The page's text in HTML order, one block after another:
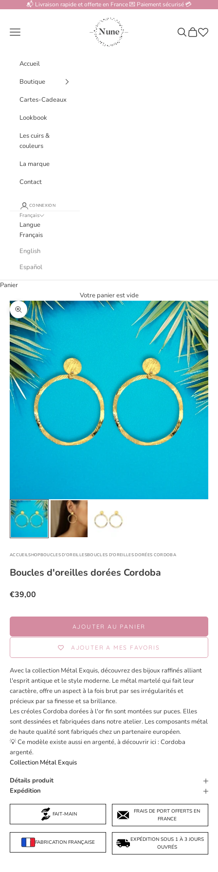
Passer au contenu📬 Livraison rapide et offerte en France 💌 Paiement sécurisé 💳
www.nune.fr
Menu
Recherche
Panier
Accueil
Boutique
Cartes-Cadeaux
Lookbook
Les cuirs &
couleurs
La marque
Contact
CONNEXION
Français
Langue
Français
English
Español
Panier
Votre panier est vide
Zoomer sur l'image
ACCUEILSHOPBOUCLES D'OREILLESBOUCLES D'OREILLES DORÉES CORDOBA
Boucles d'oreilles dorées Cordoba
Prix de vente
€39,00
AJOUTER AU PANIER
AJOUTER A MES FAVORIS
Avec la collection Métal Exquis, découvrez des bijoux raffinés alliant
l'esprit antique et le style moderne. Le métal martelé qui fait leur
caractère, offre un aspect à la fois brut par ses irrégularités et
précieux par sa finesse et sa brillance.
Les créoles Cordoba dorées à l'or fin sont montées sur puces. Elles
sont dessinées et fabriquées dans notre atelier. Les composants métal
de haute qualité sont fabriqués chez un partenaire européen.
💡 Ce modèle existe aussi en argenté, à découvrir ici : Cordoba
argenté.
Collection Métal Exquis
Détails produit
Expédition
FAIT-MAIN
FRAIS DE PORT OFFERTS EN
FRANCE
FABRICATION FRANÇAISE
EXPÉDITION SOUS 1 À 3 JOURS
OUVRÉS